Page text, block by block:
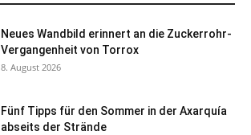
Neues Wandbild erinnert an die Zuckerrohr-
Vergangenheit von Torrox
8. August 2026
Fünf Tipps für den Sommer in der Axarquía
abseits der Strände